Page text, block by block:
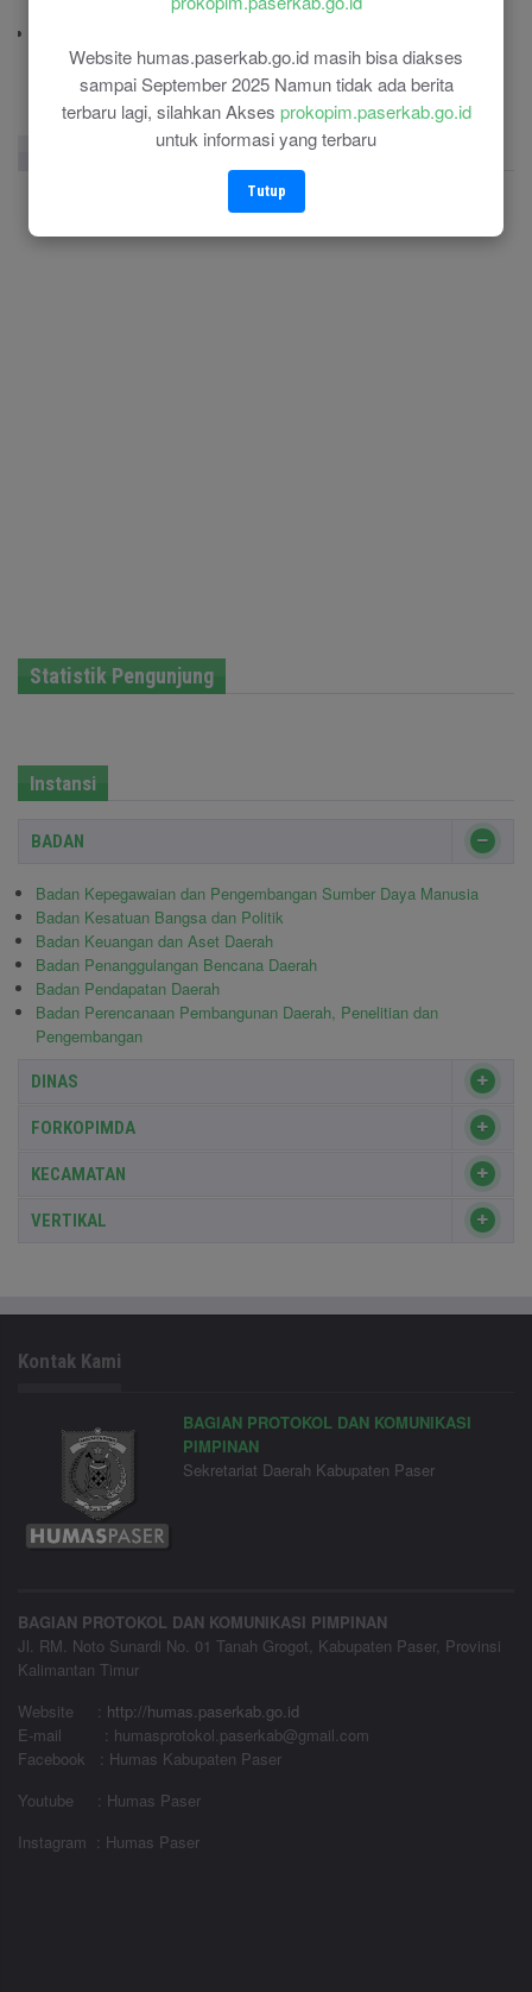
Website humas.paserkab.go.id masih bisa diakses
sampai September 2025 Namun tidak ada berita
terbaru lagi, silahkan Akses prokopim.paserkab.go.id
untuk informasi yang terbaru
Tutup
(0543) 21118
Facebook Page Twitter Instagram
Statistik Pengunjung
Instansi
BADAN
Badan Kepegawaian dan Pengembangan Sumber Daya Manusia
Badan Kesatuan Bangsa dan Politik
Badan Keuangan dan Aset Daerah
Badan Penanggulangan Bencana Daerah
Badan Pendapatan Daerah
Badan Perencanaan Pembangunan Daerah, Penelitian dan
Pengembangan
DINAS
FORKOPIMDA
KECAMATAN
VERTIKAL
Kontak Kami
BAGIAN PROTOKOL DAN KOMUNIKASI
PIMPINAN
Sekretariat Daerah Kabupaten Paser
BAGIAN PROTOKOL DAN KOMUNIKASI PIMPINAN
Jl. RM. Noto Sunardi No. 01 Tanah Grogot, Kabupaten Paser, Provinsi
Kalimantan Timur
Website
: http://humas.paserkab.go.id
E-mail : humasprotokol.paserkab@gmail.com
Facebook : Humas Kabupaten Paser
Youtube : Humas Paser
Instagram : Humas Paser